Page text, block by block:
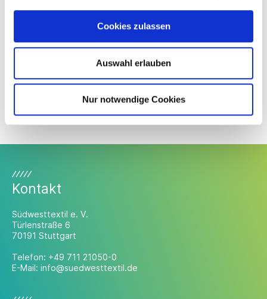
Cookies zulassen
Auswahl erlauben
Nur notwendige Cookies
Geschäftspartnern optional von den Ausstellern in Auftrag
Anmeldeschluss ist der12. Oktober 2017.
Alle Anmeldeunterlagen sind an die Messe Frankfurt
www.high-tex-from-germany.de
Kontakt
Südwesttextil e. V.
Türlenstraße 6
70191 Stuttgart
Telefon: +49 711 21050-0
E-Mail: info@suedwesttextil.de